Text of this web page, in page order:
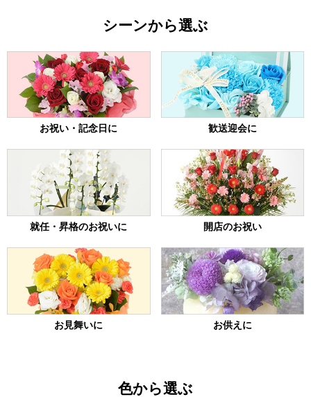
シーンから選ぶ
お祝い・記念日に 歓送迎会に
就任・昇格のお祝いに 開店のお祝い
お見舞いに お供えに
色から選ぶ